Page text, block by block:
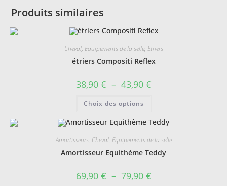
Produits similaires
Cheval, Equipements de la selle, Etriers
étriers Compositi Reflex
38,90 € – 43,90 €Plage
de
43,90 €
Choix des options
plusieurs
variations.
options
peuvent
être
la
page
Amortisseurs, Cheval, Equipements de la selle
Amortisseur Equithème Teddy
69,90 € – 79,90 €Plage
de